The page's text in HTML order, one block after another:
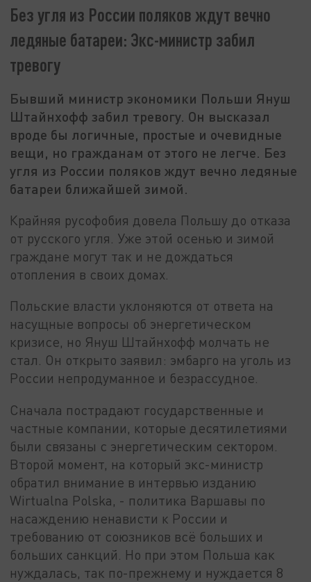
Без угля из России поляков ждут вечно
ледяные батареи: Экс-министр забил
тревогу
Бывший министр экономики Польши Януш
Штайнхофф забил тревогу. Он высказал
вроде бы логичные, простые и очевидные
вещи, но гражданам от этого не легче. Без
угля из России поляков ждут вечно ледяные
батареи ближайшей зимой.
Крайняя русофобия довела Польшу до отказа
от русского угля. Уже этой осенью и зимой
граждане могут так и не дождаться
отопления в своих домах.
Польские власти уклоняются от ответа на
насущные вопросы об энергетическом
кризисе, но Януш Штайнхофф молчать не
стал. Он открыто заявил: эмбарго на уголь из
России непродуманное и безрассудное.
Сначала пострадают государственные и
частные компании, которые десятилетиями
были связаны с энергетическим сектором.
Второй момент, на который экс-министр
обратил внимание в интервью изданию
Wirtualna Polska, - политика Варшавы по
насаждению ненависти к России и
требованию от союзников всё больших и
больших санкций. Но при этом Польша как
нуждалась, так по-прежнему и нуждается 8